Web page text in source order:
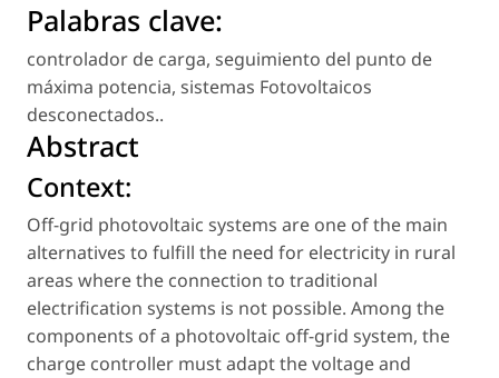
Palabras clave:
controlador de carga, seguimiento del punto de
máxima potencia, sistemas Fotovoltaicos
desconectados..
Abstract
Context:
Off-grid photovoltaic systems are one of the main
alternatives to fulfill the need for electricity in rural
areas where the connection to traditional
electrification systems is not possible. Among the
components of a photovoltaic off-grid system, the
charge controller must adapt the voltage and